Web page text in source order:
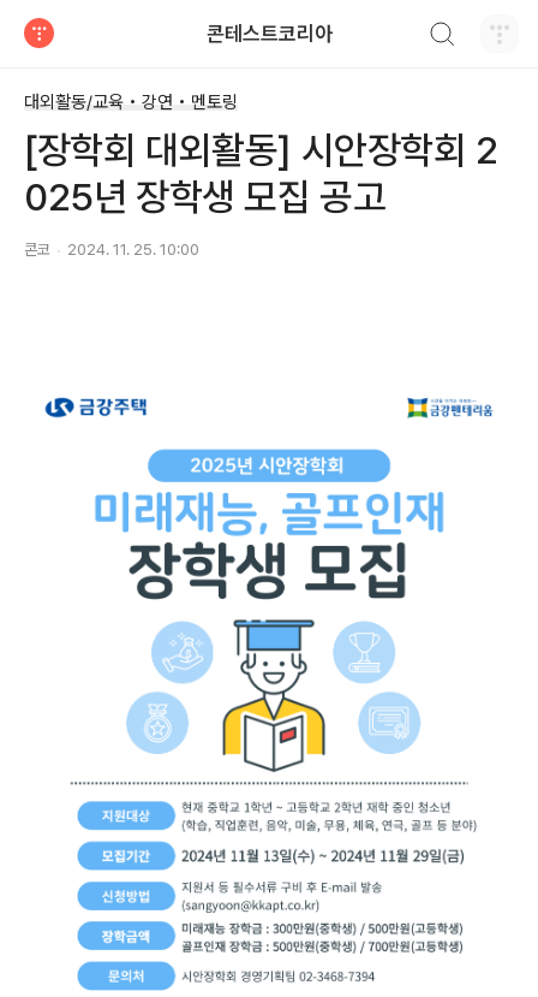
콘테스트코리아
대외활동/교육 • 강연 • 멘토링
[장학회 대외활동] 시안장학회 2
025년 장학생 모집 공고
콘코 2024. 11. 25. 10:00